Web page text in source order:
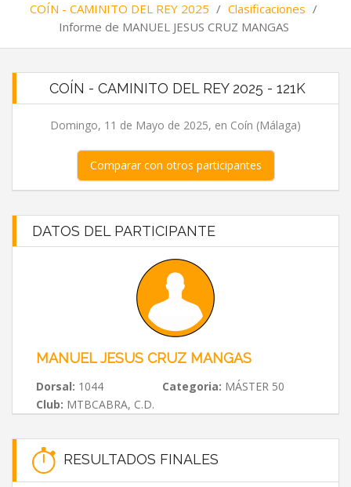
COÍN - CAMINITO DEL REY 2025 / Clasificaciones /
Informe de MANUEL JESUS CRUZ MANGAS
COÍN - CAMINITO DEL REY 2025 - 121K
Domingo, 11 de Mayo de 2025, en Coín (Málaga)
Comparar con otros participantes
DATOS DEL PARTICIPANTE
MANUEL JESUS CRUZ MANGAS
Dorsal: 1044 Categoria: MÁSTER 50
Club: MTBCABRA, C.D.
RESULTADOS FINALES